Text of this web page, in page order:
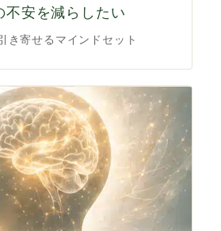
不安を減らしたい
き寄せるマインドセット